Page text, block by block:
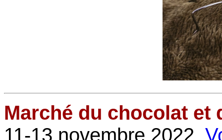
Marché du chocolat et
11-13 novembre 2022.